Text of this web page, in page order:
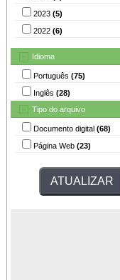
2023 (5)
2022 (6)
Idioma
Português (75)
Inglês (28)
Tipo do arquivo
Documento digital (68)
Página Web (23)